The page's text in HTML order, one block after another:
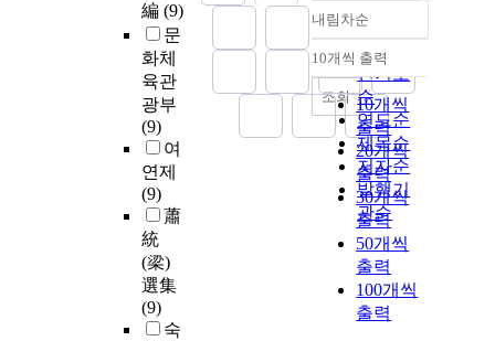
編 (9)
문
화체
육관
광부
(9)
여
연제
(9)
蕭
統
(梁)
選集
(9)
숙
정확도
순
인기도
순
연도순
제목순
저자순
발행기
관순
내림차순
내림차순
10개씩 출력
10개씩
출력
20개씩
출력
30개씩
출력
50개씩
출력
100개씩
출력
조회